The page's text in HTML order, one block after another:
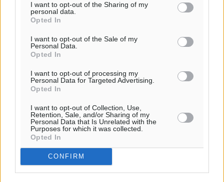
I want to opt-out of the Sharing of my
personal data.
Opted In
I want to opt-out of the Sale of my
Personal Data.
Opted In
I want to opt-out of processing my
Personal Data for Targeted Advertising.
Opted In
I want to opt-out of Collection, Use,
Retention, Sale, and/or Sharing of my
Personal Data that Is Unrelated with the
Purposes for which it was collected.
Opted In
CONFIRM
Η ρυθμιστική αρχή ενέργειας (ΡΑΑΕΥ) προσφέρει στους
καταναλωτές μια ευρεία γκάμα εργαλείων με στόχο να
τους βοηθήσει να κινηθούν μέσα στη σύγχρονη αγορά, η
οποία είναι πιο ...